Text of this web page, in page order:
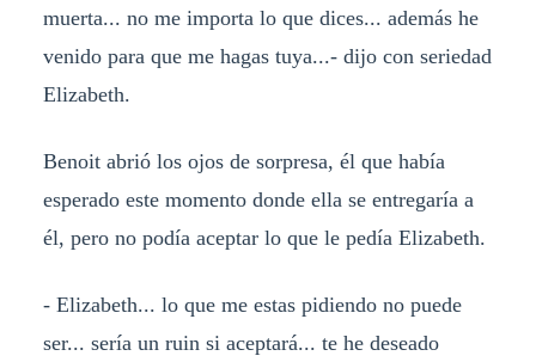
muerta... no me importa lo que dices... además he
venido para que me hagas tuya...- dijo con seriedad
Elizabeth.
Benoit abrió los ojos de sorpresa, él que había
esperado este momento donde ella se entregaría a
él, pero no podía aceptar lo que le pedía Elizabeth.
- Elizabeth... lo que me estas pidiendo no puede
ser... sería un ruin si aceptará... te he deseado